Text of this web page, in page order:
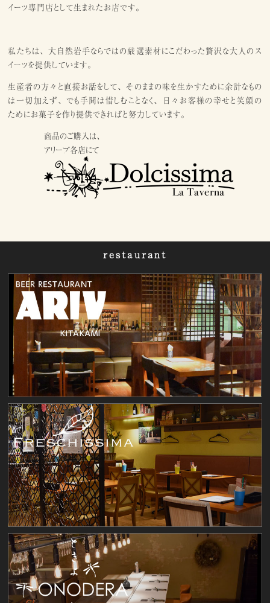
イーツ専門店として生まれたお店です。
私たちは、大自然岩手ならではの厳選素材にこだわった贅沢な大人のス
イーツを提供しています。
生産者の方々と直接お話をして、そのままの味を生かすために余計なもの
は一切加えず、でも手間は惜しむことなく、日々お客様の幸せと笑顔の
ためにお菓子を作り提供できればと努力しています。
商品のご購入は、
アリーブ各店にて
restaurant